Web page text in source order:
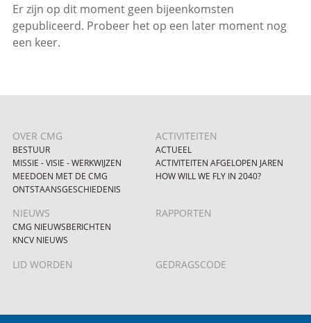
Er zijn op dit moment geen bijeenkomsten
gepubliceerd. Probeer het op een later moment nog
een keer.
OVER CMG
BESTUUR
MISSIE - VISIE - WERKWIJZEN
MEEDOEN MET DE CMG
ONTSTAANSGESCHIEDENIS
ACTIVITEITEN
ACTUEEL
ACTIVITEITEN AFGELOPEN JAREN
HOW WILL WE FLY IN 2040?
NIEUWS
CMG NIEUWSBERICHTEN
KNCV NIEUWS
RAPPORTEN
LID WORDEN GEDRAGSCODE